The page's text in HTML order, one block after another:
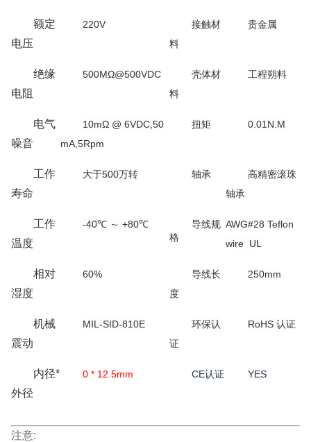
额定
电压
220V
接触材
料
贵金属
绝缘
电阻
500MΩ@500VDC
壳体材
料
工程朔料
电气
噪音
10mΩ @ 6VDC,50
mA,5Rpm
扭矩 0.01N.M
工作
寿命
大于500万转 轴承
高精密滚珠
轴承
工作
温度
-40℃ ～ +80℃
导线规
格
AWG#28 Teflon
wire UL
相对
湿度
60%
导线长
度
250mm
机械
震动
MIL-SID-810E
环保认
证
RoHS 认证
内径*
外径
0 * 12.5mm CE认证 YES
注意: